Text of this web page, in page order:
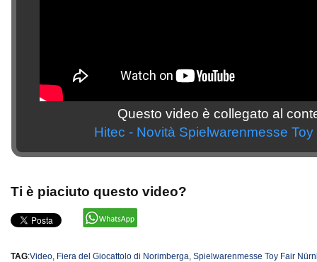
Questo video è collegato al
Hitec - Novità Spielwarenmesse
Ti è piaciuto questo video?
TAG:Video, Fiera del Giocattolo di Norimberga, Spielwarenmesse Toy Fair